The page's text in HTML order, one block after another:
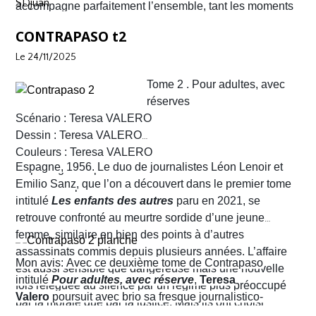
de reprendre sa vie en main. Son seul salut est de
Woman y incarne la justice et l’ordre moral. À l’opposé,
Harley Quinn qui est devenue une criminelle sous
sa chair, ce dont Wonder Woman a bien conscience pour
lui offrir sa chance. L’album bascule très vite dans une
enquête psychologique presque intime où les deux
femmes vont se confronter à une vérité hors de contrôle,
comment partager la souffrance de l’autre et trouver ce
qu’on est disposé à offrir pour la soulager.
accompagne parfaitement l’ensemble, tant les moments
beauté.
SDjuan
CONTRAPASO t2
Le 24/11/2025
Tome 2 . Pour adultes, avec
réserves
Scénario : Teresa VALERO
Dessin : Teresa VALERO
Couleurs : Teresa VALERO
Dépot légal : septembre 2025
Editeur : Dupuis
Collection : Aire Noire
Grand format
EAN/ISBN : 979-10-34763-95-5
Nombre de pages : 176
Espagne, 1956. Le duo de journalistes Léon Lenoir et
Emilio Sanz, que l’on a découvert dans le premier tome
intitulé Les enfants des autres paru en 2021, se
retrouve confronté au meurtre sordide d’une jeune
femme, similaire en bien des points à d’autres
assassinats commis depuis plusieurs années. L’affaire
est aussi sensible que dangereuse mais une nouvelle
fois reléguée au silence par un régime plus préoccupé
par la morale que par la justice. Mais ils ont choisi
Mon avis: Avec ce deuxième tome de Contrapaso
intitulé Pour adultes, avec réserve, Teresa
Valero poursuit avec brio sa fresque journalistico-